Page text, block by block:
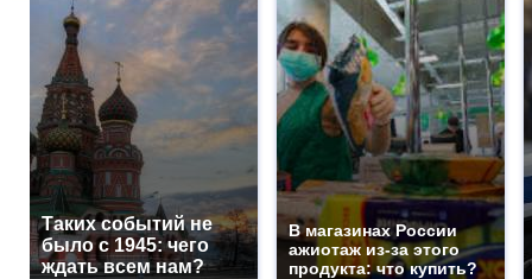
Таких событий не
было с 1945: чего
ждать всем нам?
В магазинах России
ажиотаж из-за этого
продукта: что купить?